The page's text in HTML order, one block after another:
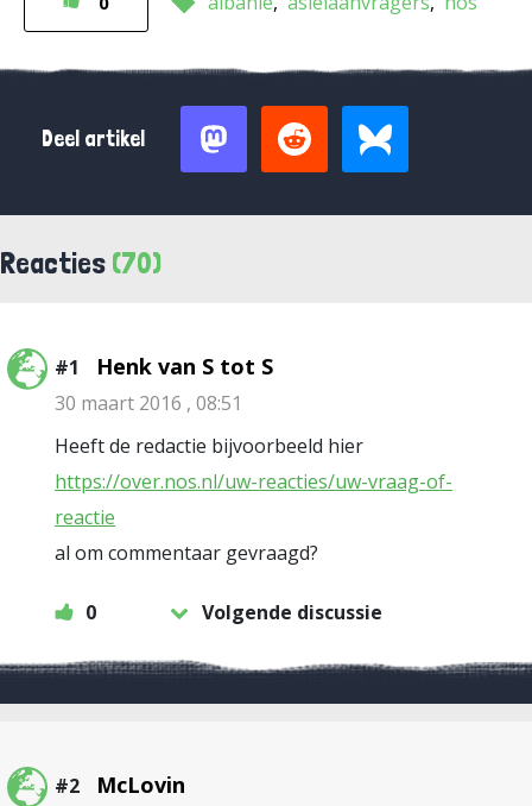
Deel artikel
Reacties (70)
#1 Henk van S tot S
30 maart 2016 , 08:51
Heeft de redactie bijvoorbeeld hier
https://over.nos.nl/uw-reacties/uw-vraag-of-
reactie
al om commentaar gevraagd?
0 Volgende discussie
#2 McLovin